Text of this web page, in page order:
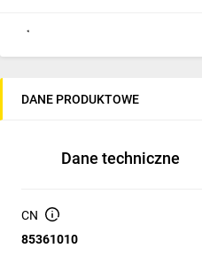
DANE PRODUKTOWE
Dane techniczne
CN
85361010